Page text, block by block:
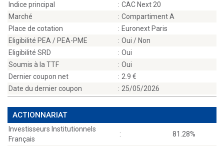
Indice principal
: CAC Next 20
Marché
: Compartiment A
Place de cotation
: Euronext Paris
Eligibilité PEA / PEA-PME
: Oui / Non
Eligibilité SRD
: Oui
Soumis à la TTF
: Oui
Dernier coupon net
: 2.9
Date du dernier coupon
: 25/05/2026
ACTIONNARIAT
Investisseurs Institutionnels
Français
: 81.28%